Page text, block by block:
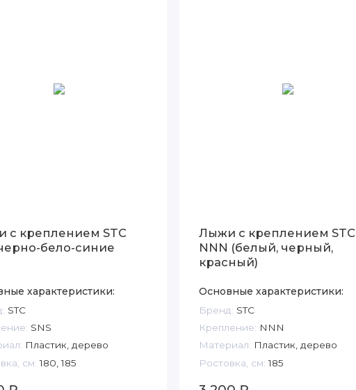
с креплением STC
бело-синие
характеристики:
STC
SNS
Пластик, дерево
см: 180, 185
Лыжи с креплением STC
NNN (белый, черный,
красный)
Основные характеристики:
Бренд: STC
Крепление: NNN
Материал: Пластик, дерево
Ростовка, см: 185